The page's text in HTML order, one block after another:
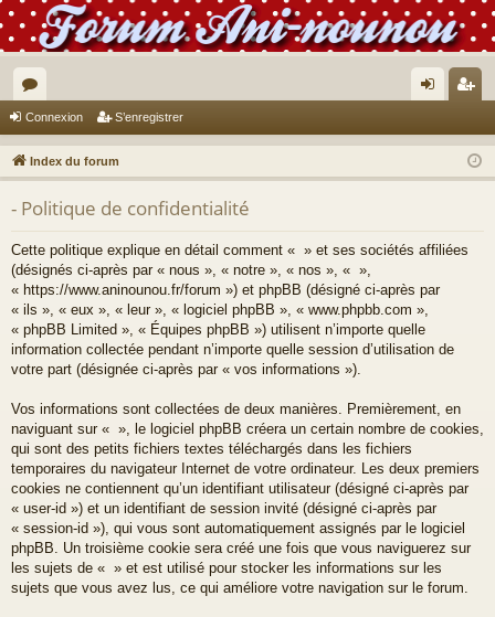
or
u
m
s
ne
xi
nr
eg
re
Connexion S’enregistrer
Index du forum
- Politique de confidentialité
Cette politique explique en détail comment « » et ses sociétés affiliées
(désignés ci-après par « nous », « notre », « nos », « »,
« https://www.aninounou.fr/forum ») et phpBB (désigné ci-après par
« ils », « eux », « leur », « logiciel phpBB », « www.phpbb.com »,
« phpBB Limited », « Équipes phpBB ») utilisent n’importe quelle
information collectée pendant n’importe quelle session d’utilisation de
votre part (désignée ci-après par « vos informations »).
Vos informations sont collectées de deux manières. Premièrement, en
naviguant sur « », le logiciel phpBB créera un certain nombre de cookies,
qui sont des petits fichiers textes téléchargés dans les fichiers
temporaires du navigateur Internet de votre ordinateur. Les deux premiers
cookies ne contiennent qu’un identifiant utilisateur (désigné ci-après par
« user-id ») et un identifiant de session invité (désigné ci-après par
« session-id »), qui vous sont automatiquement assignés par le logiciel
phpBB. Un troisième cookie sera créé une fois que vous naviguerez sur
les sujets de « » et est utilisé pour stocker les informations sur les
sujets que vous avez lus, ce qui améliore votre navigation sur le forum.